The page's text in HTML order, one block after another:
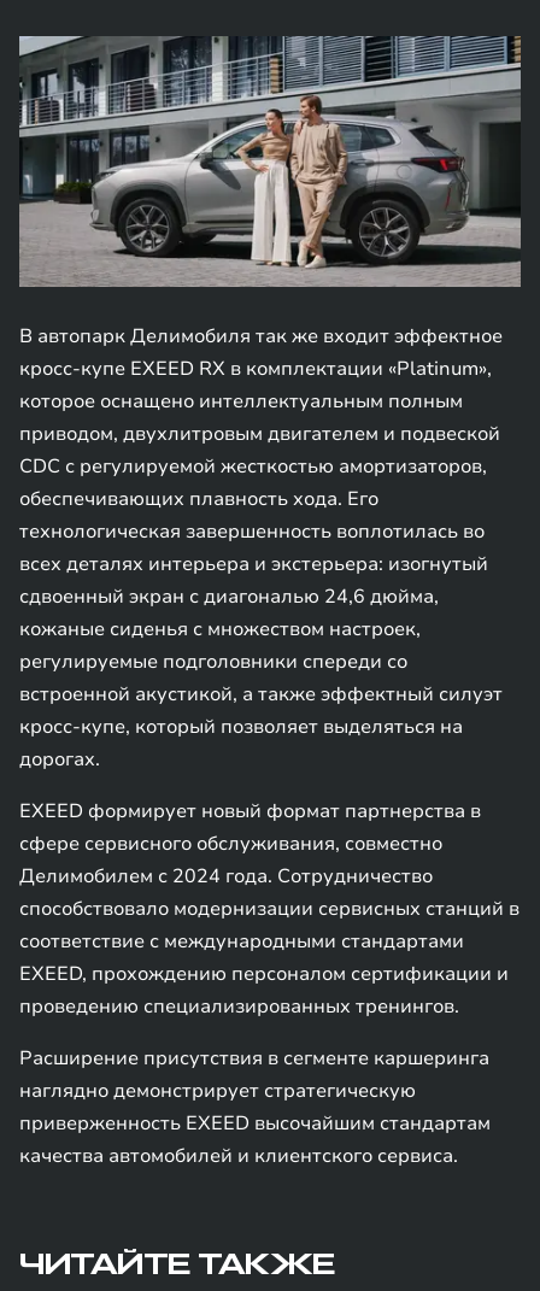
В автопарк Делимобиля так же входит эффектное
кросс-купе EXEED RX в комплектации «Platinum»,
которое оснащено интеллектуальным полным
приводом, двухлитровым двигателем и подвеской
CDC с регулируемой жесткостью амортизаторов,
обеспечивающих плавность хода. Его
технологическая завершенность воплотилась во
всех деталях интерьера и экстерьера: изогнутый
сдвоенный экран с диагональю 24,6 дюйма,
кожаные сиденья с множеством настроек,
регулируемые подголовники спереди со
встроенной акустикой, а также эффектный силуэт
кросс-купе, который позволяет выделяться на
дорогах.
EXEED формирует новый формат партнерства в
сфере сервисного обслуживания, совместно
Делимобилем с 2024 года. Сотрудничество
способствовало модернизации сервисных станций в
соответствие с международными стандартами
EXEED, прохождению персоналом сертификации и
проведению специализированных тренингов.
Расширение присутствия в сегменте каршеринга
наглядно демонстрирует стратегическую
приверженность EXEED высочайшим стандартам
качества автомобилей и клиентского сервиса.
ЧИТАЙТЕ ТАКЖЕ